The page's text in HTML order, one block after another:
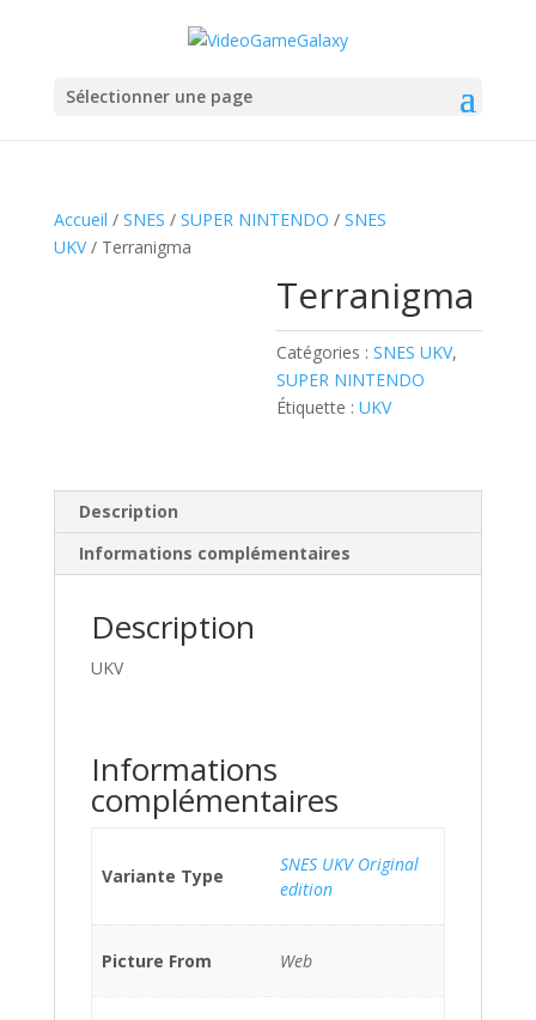
Sélectionner une page
Accueil / SNES / SUPER NINTENDO / SNES
UKV/ Terranigma
Terranigma
Catégories :SNES UKV,
SUPER NINTENDO
Étiquette :UKV
Description
Informations complémentaires
Description
UKV
Informations
complémentaires
Variante Type
SNES UKV Original
edition
Picture From Web